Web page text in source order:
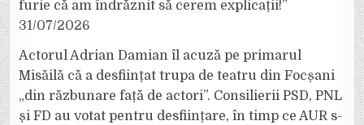
furie că am îndrăznit să cerem explicații!”
31/07/2026
Actorul Adrian Damian îl acuză pe primarul
Misăilă că a desființat trupa de teatru din Focșani
„din răzbunare față de actori”. Consilierii PSD, PNL
și FD au votat pentru desființare, în timp ce AUR s-